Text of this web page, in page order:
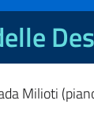
Milioti